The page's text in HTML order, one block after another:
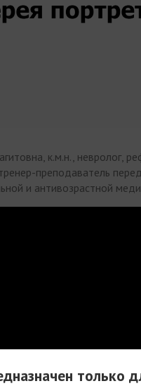
к.м.н., невролог,
преподаватель
и антивозрастной
только